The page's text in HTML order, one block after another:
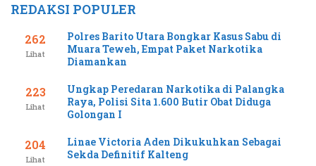
REDAKSI POPULER
262
Lihat
Polres Barito Utara Bongkar Kasus Sabu di
Muara Teweh, Empat Paket Narkotika
Diamankan
223
Lihat
Ungkap Peredaran Narkotika di Palangka
Raya, Polisi Sita 1.600 Butir Obat Diduga
Golongan I
204
Lihat
Linae Victoria Aden Dikukuhkan Sebagai
Sekda Definitif Kalteng